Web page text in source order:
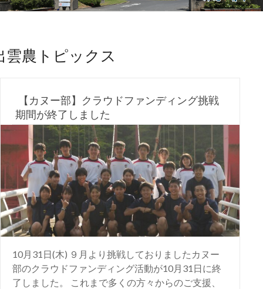
雲農トピックス
【カヌー部】クラウドファンディング挑戦
期間が終了しました
10月31日(木) ９月より挑戦しておりましたカヌー
部のクラウドファンディング活動が10月31日に終
了しました。 これまで多くの方々からのご支援、